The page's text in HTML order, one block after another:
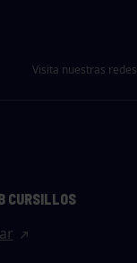
Visita nuestras redes
CURSILLOS